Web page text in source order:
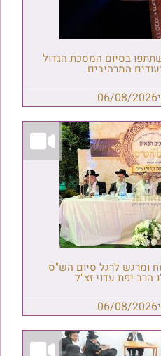
בסיום המסכת הגדול
המרהיבים
06/08/2026
ומרגש לרגל סיום הש"ס
הרב יפת עדני זצ"ל
06/08/2026